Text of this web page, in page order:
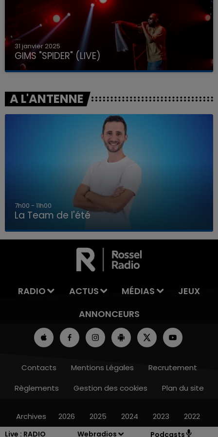
Live : RADIO Webradios Podcasts
LA TEAM DE L'ÉTÉ
31 janvier 2025
GIMS "SPIDER" (LIVE)
A L'ANTENNE
7h00 - 11h00
La Team de l'été
RADIO ACTUS MÉDIAS
JEUX
ANNONCEURS
Contacts Mentions Légales
Recrutement
Règlements
Gestion des cookies Plan du site
Archives 2026 2025 2024 2023 2022